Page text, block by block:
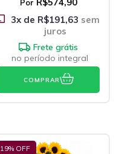
Por R$574,90
3x de R$191,63 sem
juros
Frete grátis
no período integral
COMPRAR
19% OFF